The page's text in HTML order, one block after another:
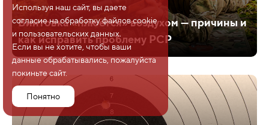
Винтовка «плюётся» воздухом — причины и
как исправить проблему PCP
Используя наш сайт, вы даете
согласие на обработку файлов cookie
и пользовательских данных.
Если вы не хотите, чтобы ваши
данные обрабатывались, пожалуйста
покиньте сайт.
Понятно